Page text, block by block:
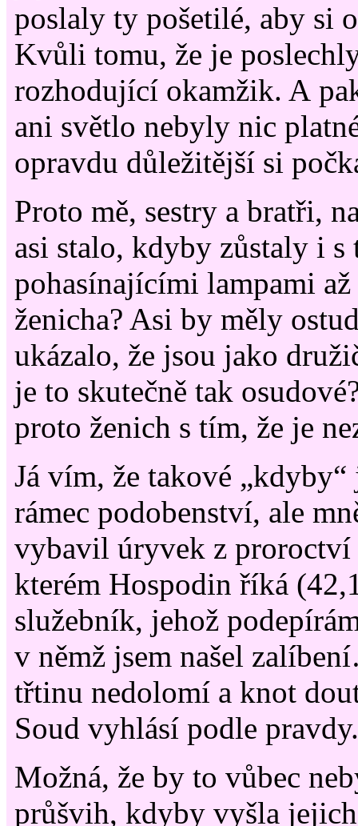
poslaly ty pošetilé, aby si
Kvůli tomu, že je
rozhodující okamžik. A
ani světlo nebyly nic
opravdu důležitější si
Proto mě, sestry a bratři,
asi stalo, kdyby zůstaly i s
pohasínajícími lampami
ženicha? Asi by měly
ukázalo, že jsou jako
je to skutečně tak
proto ženich s tím, že je
Já vím, že takové
rámec podobenství, ale
vybavil úryvek z proroctví
kterém Hospodin říká
služebník, jehož
v němž jsem našel
třtinu nedolomí a knot
Soud vyhlásí podle
Možná, že by to vůbec
průšvih, kdyby vyšla